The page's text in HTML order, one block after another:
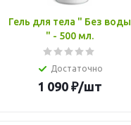
Гель для тела " Без воды
" - 500 мл.
Достаточно
1 090₽/шт